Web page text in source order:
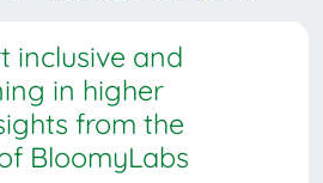
inclusive and
in higher
from the
BloomyLabs